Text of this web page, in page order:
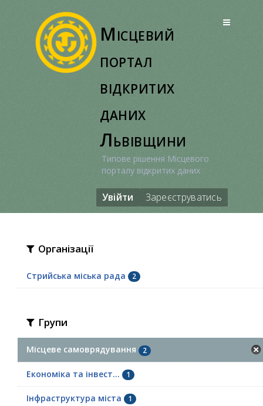
Місцевий
портал
відкритих
даних
Львівщини
Типове рішення Місцевого
порталу відкритих даних
Увійти Зареєструватись
Організації
Стрийська міська рада 2
Групи
Місцеве самоврядування 2
Економіка та інвест... 1
Інфраструктура міста 1